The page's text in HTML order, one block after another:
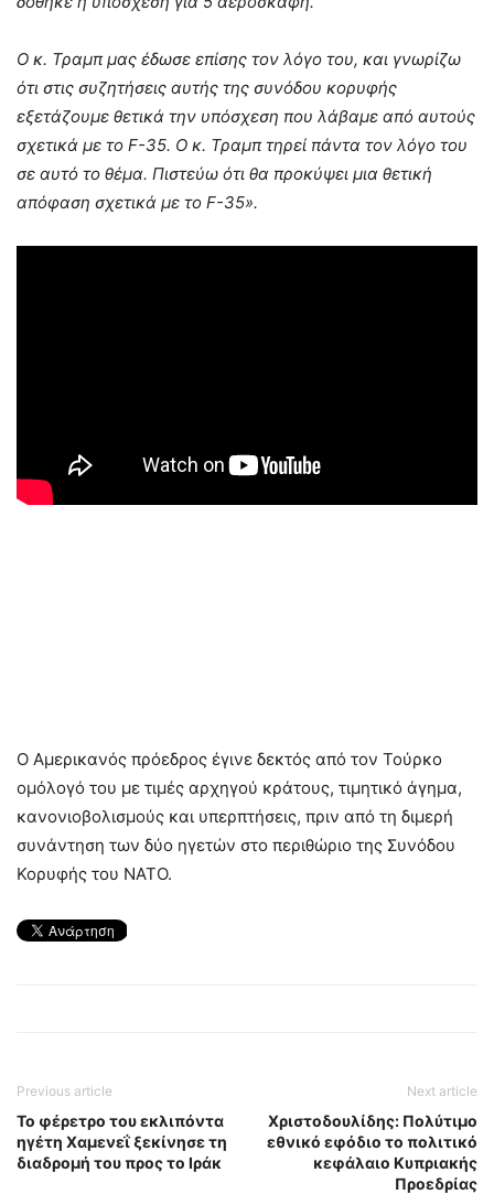
Ο κ. Τραμπ μας έδωσε επίσης τον λόγο του, και γνωρίζω
ότι στις συζητήσεις αυτής της συνόδου κορυφής
εξετάζουμε θετικά την υπόσχεση που λάβαμε από αυτούς
σχετικά με το F-35. Ο κ. Τραμπ τηρεί πάντα τον λόγο του
σε αυτό το θέμα. Πιστεύω ότι θα προκύψει μια θετική
απόφαση σχετικά με το F-35».
Ο Αμερικανός πρόεδρος έγινε δεκτός από τον Τούρκο
ομόλογό του με τιμές αρχηγού κράτους, τιμητικό άγημα,
κανονιοβολισμούς και υπερπτήσεις, πριν από τη διμερή
συνάντηση των δύο ηγετών στο περιθώριο της Συνόδου
Κορυφής του ΝΑΤΟ.
Previous article
Το φέρετρο του εκλιπόντα
ηγέτη Χαμενεΐ ξεκίνησε τη
διαδρομή του προς το Ιράκ
Next article
Χριστοδουλίδης: Πολύτιμο
εθνικό εφόδιο το πολιτικό
κεφάλαιο Κυπριακής
Προεδρίας